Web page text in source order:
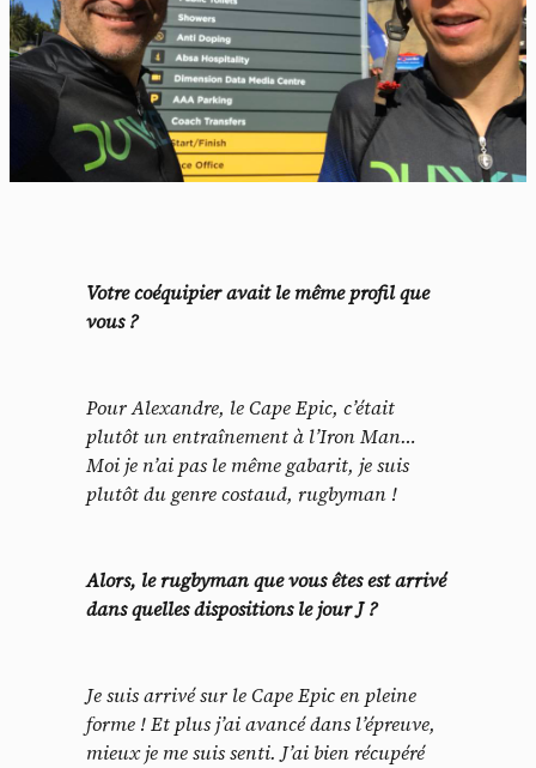
Votre coéquipier avait le même profil que
vous ?
Pour Alexandre, le Cape Epic, c’était
plutôt un entraînement à l’Iron Man…
Moi je n’ai pas le même gabarit, je suis
plutôt du genre costaud, rugbyman !
Alors, le rugbyman que vous êtes est arrivé
dans quelles dispositions le jour J ?
Je suis arrivé sur le Cape Epic en pleine
forme ! Et plus j’ai avancé dans l’épreuve,
mieux je me suis senti. J’ai bien récupéré